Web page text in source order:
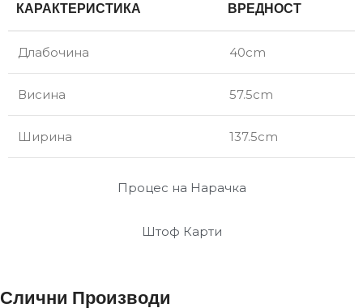
Процес на Нарачка
Штоф Карти
КАРАКТЕРИСТИКА ВРЕДНОСТ
Длабочина 40cm
Висина 57.5cm
Ширина 137.5cm
Слични Производи